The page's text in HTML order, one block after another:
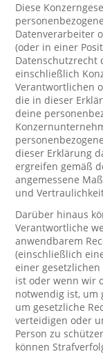
Diese
Datenverarbeiter
(oder in einer
Datenschutzrecht
einschließlich
Verantwortlichen
die in dieser
deine
dieser Erklärung
ergreifen gemäß
angemessene
und
Darüber hinaus
Verantwortliche
anwendbarem
(einschließlich
einer
ist oder wenn wir
notwendig ist, um
um gesetzliche
verteidigen oder
Person zu
können